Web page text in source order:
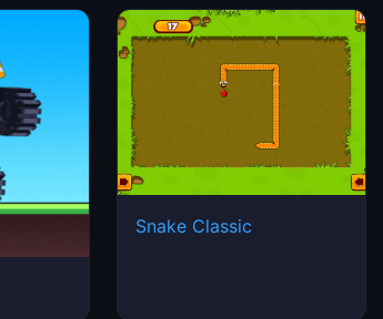
Snake Classic